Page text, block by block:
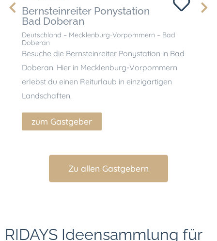
Bernsteinreiter Ponystation
Bad Doberan
Deutschland – Mecklenburg-Vorpommern – Bad
Doberan
Besuche die Bernsteinreiter Ponystation in Bad
Doberan! Hier in Mecklenburg-Vorpommern
erlebst du einen Reiturlaub in einzigartigen
Landschaften.
zum Gastgeber
Pferd
Zu allen Gastgebern
RIDAYS Ideensammlung für